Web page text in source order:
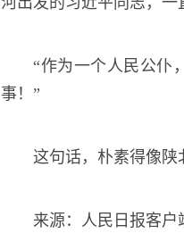
“作为一个人民公仆
事！”
这句话，朴素得像陕
来源：人民日报客户